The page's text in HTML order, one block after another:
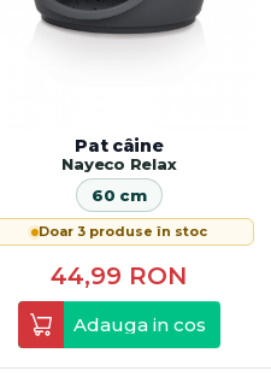
Pat câine
Nayeco Relax
60 cm
Doar 3 produse în stoc
44,99 RON
Adauga in cos